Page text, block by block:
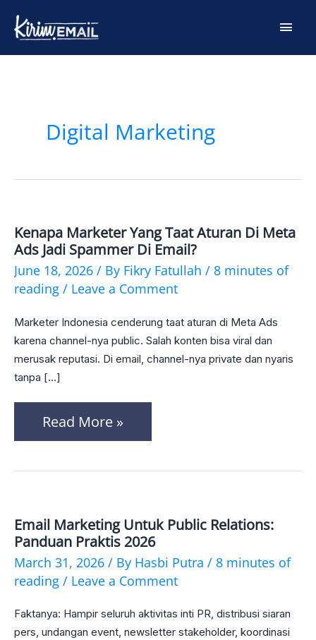
content
Main
Digital Marketing
Kenapa Marketer Yang Taat Aturan Di Meta
Ads Jadi Spammer Di Email?
June 18, 2026 / By Fikry Fatullah / 8 minutes of
reading / Leave a Comment
Marketer Indonesia cenderung taat aturan di Meta Ads
karena channel-nya public. Salah konten bisa viral dan
merusak reputasi. Di email, channel-nya private dan nyaris
tanpa […]
Kenapa
Marketer
yang
Aturan
di
Meta
Read More »
Email Marketing Untuk Public Relations:
Panduan Praktis 2026
March 31, 2026 / By Hasbi Putra / 8 minutes of
reading / Leave a Comment
Faktanya: Hampir seluruh aktivitas inti PR, distribusi siaran
pers, undangan event, newsletter stakeholder, koordinasi
Email
Marketing
untuk
Relations: